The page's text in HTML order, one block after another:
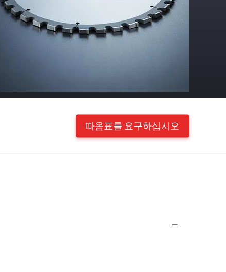
따옴표를 요구하십시오